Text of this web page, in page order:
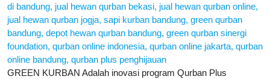
GREEN KURBAN Adalah inovasi program Qurban Plus